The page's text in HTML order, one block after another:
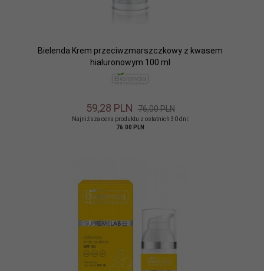
Bielenda Krem przeciwzmarszczkowy z kwasem
hialuronowym 100 ml
59,28 PLN 76,00 PLN
Najniższa cena produktu z ostatnich 30 dni:
76.00 PLN